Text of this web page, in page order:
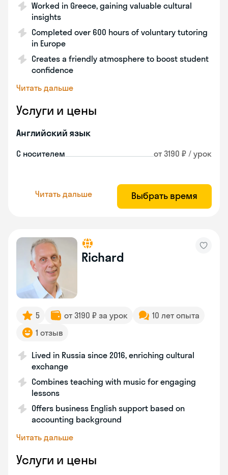
Worked in Greece, gaining valuable cultural
insights
Completed over 600 hours of voluntary tutoring
in Europe
Creates a friendly atmosphere to boost student
confidence
Читать дальше
Услуги и цены
Английский язык
С носителем от 3190 ₽ / урок
Читать дальше Выбрать время
Richard
5 от 3190 ₽ за урок
10 лет опыта
1 отзыв
Lived in Russia since 2016, enriching cultural
exchange
Combines teaching with music for engaging
lessons
Offers business English support based on
accounting background
Читать дальше
Услуги и цены